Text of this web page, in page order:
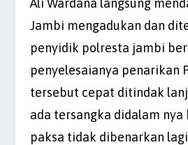
Ali Wardana langsung
Jambi mengadukan dan
penyidik polresta jambi
penyelesaianya penarikan
tersebut cepat ditindak
ada tersangka didalam
paksa tidak dibenarkan